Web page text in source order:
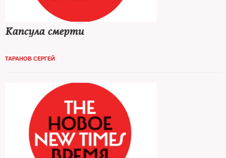
Капсула смерти
ТАРАНОВ СЕРГЕЙ